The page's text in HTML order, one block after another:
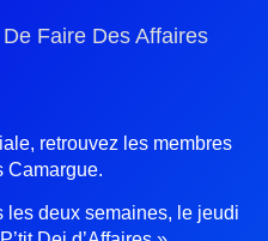
Faire Des Affaires
retrouvez les membres
Camargue.
les deux semaines, le jeudi